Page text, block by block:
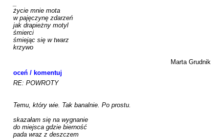
życie mnie mota
w pajęczynę zdarzeń
jak drapieżny motyl
śmierci
śmiejąc się w twarz
krzywo
Marta Grudnik
oceń / komentuj
RE: POWROTY
Temu, który wie. Tak banalnie. Po prostu.
skazałam się na wygnanie
do miejsca gdzie bierność
pada wraz z deszczem